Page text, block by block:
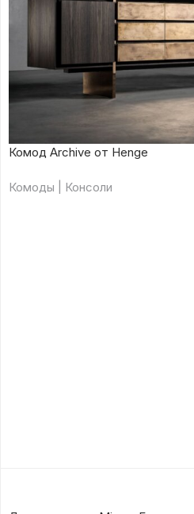
Комод Archive от Henge
Комоды | Консоли